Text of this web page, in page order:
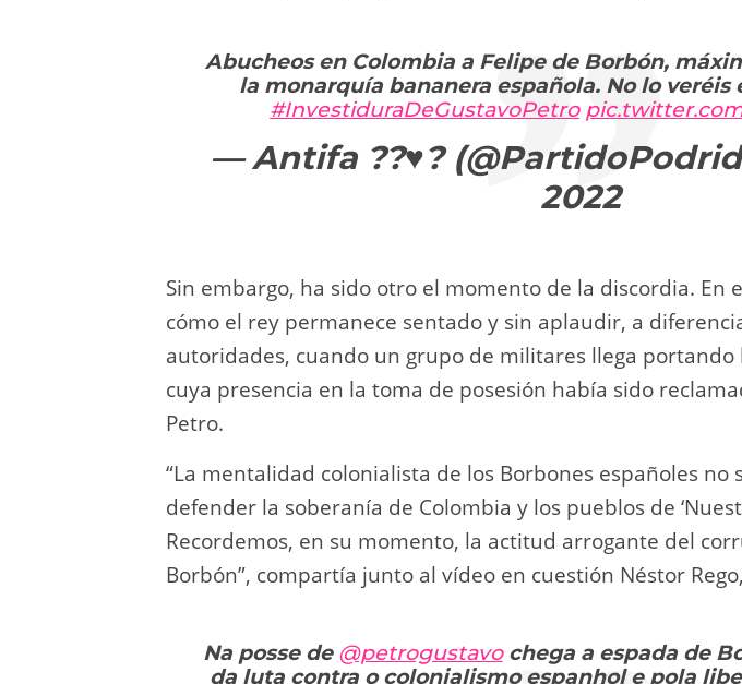
Abucheos en Colombia a Felipe de Borbón,
la monarquía bananera española. No lo veréis
#InvestiduraDeGustavoPetro
— Antifa ??♥️?
2022
Sin embargo, ha sido otro el momento de la discordia. En
cómo el rey permanece sentado y sin aplaudir, a
autoridades, cuando un grupo de militares llega portando
cuya presencia en la toma de posesión había sido
Petro.
“La mentalidad colonialista de los Borbones españoles no
defender la soberanía de Colombia y los pueblos de
Recordemos, en su momento, la actitud arrogante del
Borbón”, compartía junto al vídeo en cuestión Néstor
Na posse de @petrogustavochega a espada de
da luta contra o colonialismo espanhol e pola